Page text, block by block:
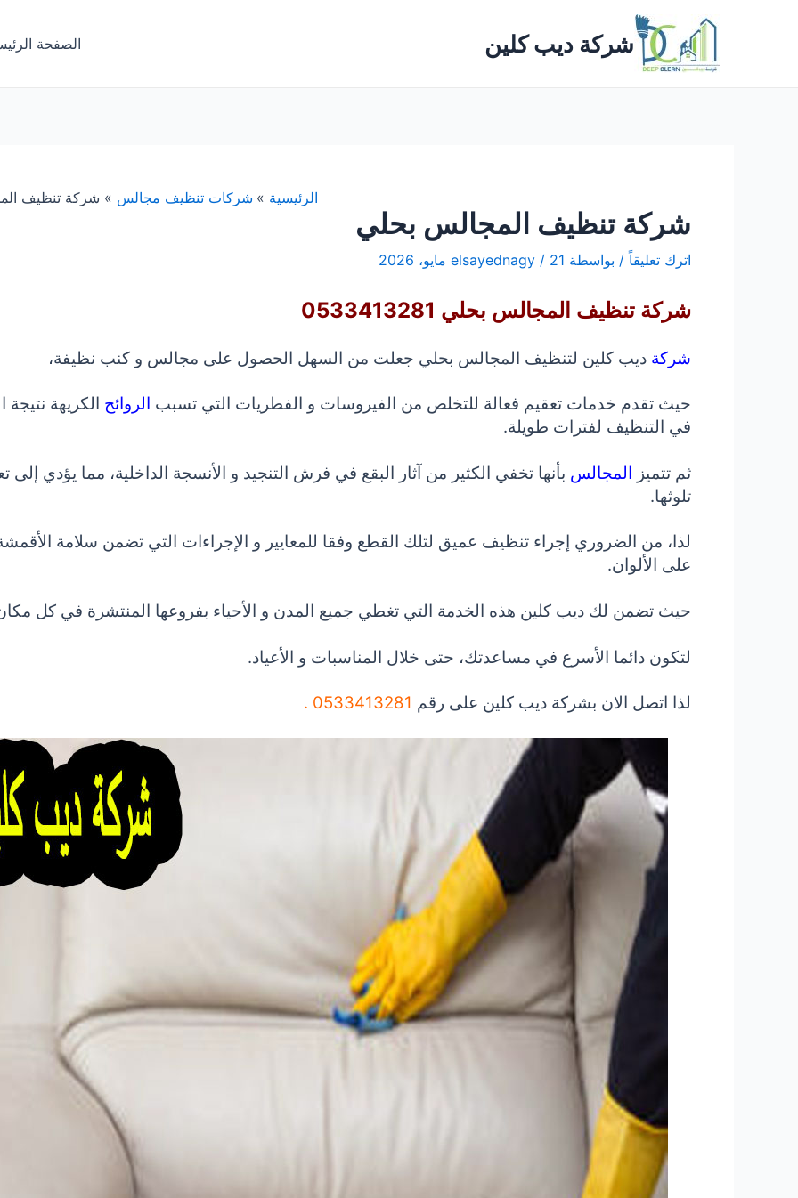
شركة ديب كلين الصفحة
الرئيسية شركات تنظيف مجالس شركة تنظيف
شركة تنظيف المجالس بحلي
اترك تعليقاً / بواسطة elsayednagy / 21 مايو، 2026
شركة تنظيف المجالس بحلي 0533413281
شركة ديب كلين لتنظيف المجالس بحلي جعلت من السهل الحصول على مجالس و كنب نظيفة،
حيث تقدم خدمات تعقيم فعالة للتخلص من الفيروسات و الفطريات التي تسبب الروائح الكريهة نتيجة
في التنظيف لفترات طويلة.
ثم تتميز المجالس بأنها تخفي الكثير من آثار البقع في فرش التنجيد و الأنسجة الداخلية، مما يؤدي إلى
تلوثها.
لذا، من الضروري إجراء تنظيف عميق لتلك القطع وفقا للمعايير و الإجراءات التي تضمن سلامة
على الألوان.
حيث تضمن لك ديب كلين هذه الخدمة التي تغطي جميع المدن و الأحياء بفروعها المنتشرة في كل
لتكون دائما الأسرع في مساعدتك، حتى خلال المناسبات و الأعياد.
لذا اتصل الان بشركة ديب كلين على رقم 0533413281 .